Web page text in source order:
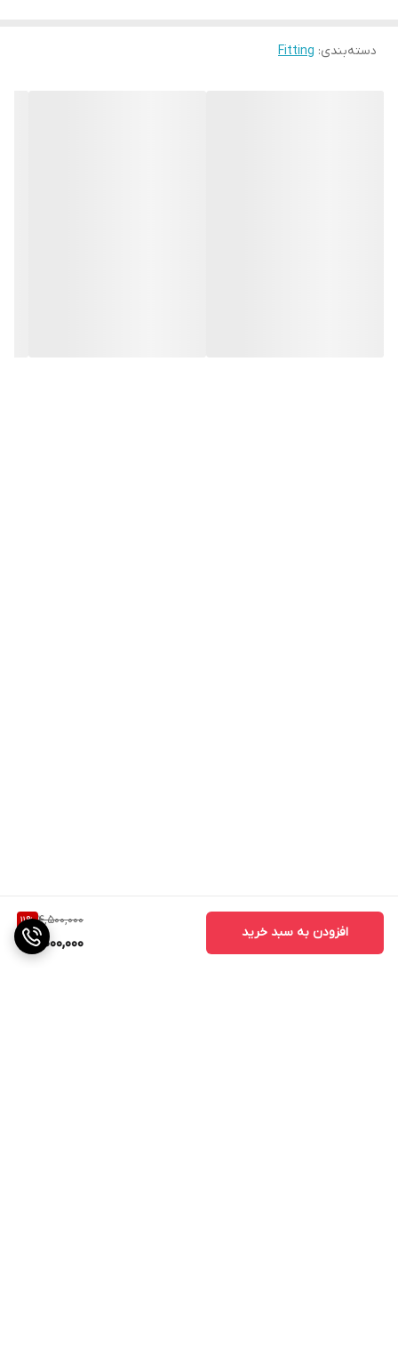
4,500,000
11%
4,000,000
افزودن به سبد خرید
دسته‌بندی:
Fitting